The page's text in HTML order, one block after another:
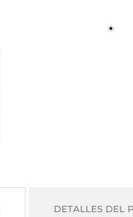
DETALLES DEL